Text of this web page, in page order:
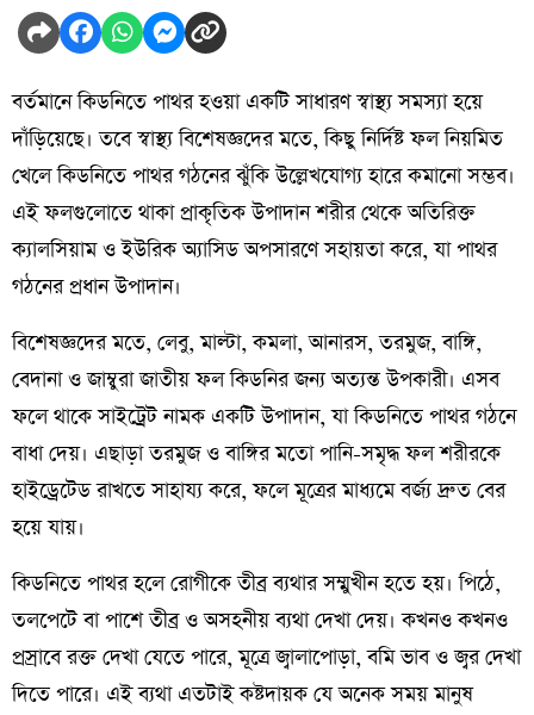
বর্তমানে কিডনিতে পাথর হওয়া একটি সাধারণ স্বাস্থ্য সমস্যা হয়ে
দাঁড়িয়েছে। তবে স্বাস্থ্য বিশেষজ্ঞদের মতে, কিছু নির্দিষ্ট ফল নিয়মিত
খেলে কিডনিতে পাথর গঠনের ঝুঁকি উল্লেখযোগ্য হারে কমানো সম্ভব।
এই ফলগুলোতে থাকা প্রাকৃতিক উপাদান শরীর থেকে অতিরিক্ত
ক্যালসিয়াম ও ইউরিক অ্যাসিড অপসারণে সহায়তা করে, যা পাথর
গঠনের প্রধান উপাদান।
বিশেষজ্ঞদের মতে, লেবু, মাল্টা, কমলা, আনারস, তরমুজ, বাঙ্গি,
বেদানা ও জাম্বুরা জাতীয় ফল কিডনির জন্য অত্যন্ত উপকারী। এসব
ফলে থাকে সাইট্রেট নামক একটি উপাদান, যা কিডনিতে পাথর গঠনে
বাধা দেয়। এছাড়া তরমুজ ও বাঙ্গির মতো পানি-সমৃদ্ধ ফল শরীরকে
হাইড্রেটেড রাখতে সাহায্য করে, ফলে মূত্রের মাধ্যমে বর্জ্য দ্রুত বের
হয়ে যায়।
কিডনিতে পাথর হলে রোগীকে তীব্র ব্যথার সম্মুখীন হতে হয়। পিঠে,
তলপেটে বা পাশে তীব্র ও অসহনীয় ব্যথা দেখা দেয়। কখনও কখনও
প্রস্রাবে রক্ত দেখা যেতে পারে, মূত্রে জ্বালাপোড়া, বমি ভাব ও জ্বর দেখা
দিতে পারে। এই ব্যথা এতটাই কষ্টদায়ক যে অনেক সময় মানুষ